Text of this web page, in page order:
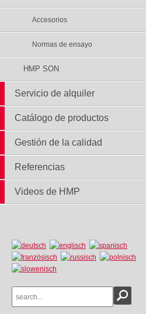
Accesorios
Normas de ensayo
HMP SON
Servicio de alquiler
Catálogo de productos
Gestión de la calidad
Referencias
Videos de HMP